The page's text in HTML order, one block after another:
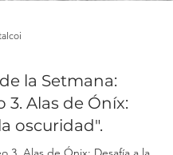
la Setmana:
Alas de Óníx: